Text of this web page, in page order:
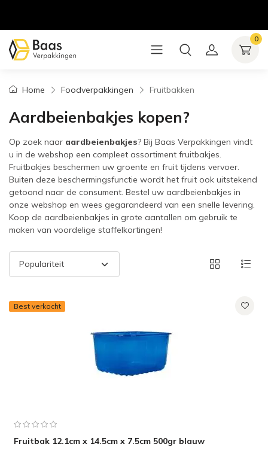
0
Home Foodverpakkingen Fruitbakken
Aardbeienbakjes kopen?
Op zoek naar aardbeienbakjes? Bij Baas Verpakkingen vindt
u in de webshop een compleet assortiment fruitbakjes.
Fruitbakjes beschermen uw groente en fruit tijdens vervoer.
Buiten deze beschermingsfunctie wordt het fruit ook uitstekend
getoond naar de consument. Bestel uw aardbeienbakjes in
onze webshop en wees gegarandeerd van een snelle levering.
Koop de aardbeienbakjes in grote aantallen om gebruik te
maken van voordelige staffelkortingen!
Best verkocht
Fruitbak 12.1cm x 14.5cm x 7.5cm 500gr blauw